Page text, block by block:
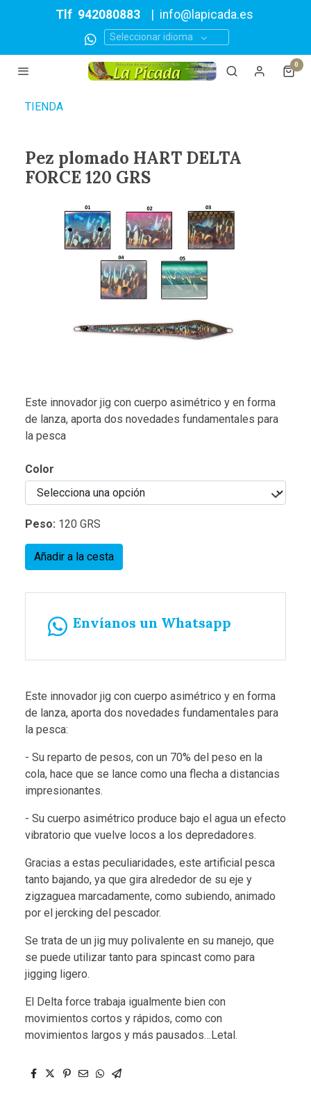
Tlf 942080883 info@lapicada.es
Seleccionar idioma
0
TIENDA
Pez plomado HART DELTA
FORCE 120 GRS
Este innovador jig con cuerpo asimétrico y en forma
de lanza, aporta dos novedades fundamentales para
la pesca
Color
Peso: 120 GRS
Añadir a la cesta
Envíanos un Whatsapp
Este innovador jig con cuerpo asimétrico y en forma
de lanza, aporta dos novedades fundamentales para
la pesca:
- Su reparto de pesos, con un 70% del peso en la
cola, hace que se lance como una flecha a distancias
impresionantes.
- Su cuerpo asimétrico produce bajo el agua un efecto
vibratorio que vuelve locos a los depredadores.
Gracias a estas peculiaridades, este artificial pesca
tanto bajando, ya que gira alrededor de su eje y
zigzaguea marcadamente, como subiendo, animado
por el jercking del pescador.
Se trata de un jig muy polivalente en su manejo, que
se puede utilizar tanto para spincast como para
jigging ligero.
El Delta force trabaja igualmente bien con
movimientos cortos y rápidos, como con
movimientos largos y más pausados…Letal.